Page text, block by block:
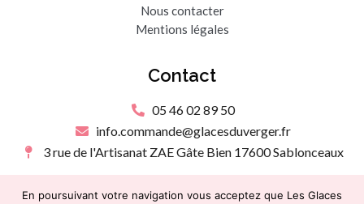
Nous contacter
Mentions légales
Contact
05 46 02 89 50
info.commande@glacesduverger.fr
3 rue de l'Artisanat ZAE Gâte Bien 17600 Sablonceaux
Notre actualité
En poursuivant votre navigation vous acceptez que Les Glaces